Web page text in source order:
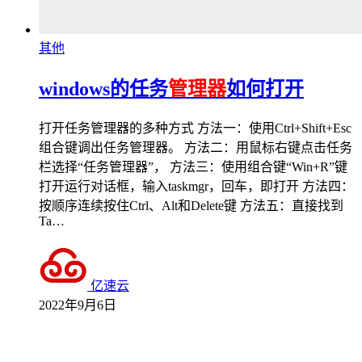
其他
windows的任务管理器如何打开
打开任务管理器的多种方式 方法一：使用Ctrl+Shift+Esc
组合键调出任务管理器。 方法二：用鼠标右键点击任务
栏选择“任务管理器”， 方法三：使用组合键“Win+R”键
打开运行对话框，输入taskmgr，回车，即打开 方法四：
按顺序连续按住Ctrl、Alt和Delete键 方法五：直接找到
Ta…
亿速云
2022年9月6日